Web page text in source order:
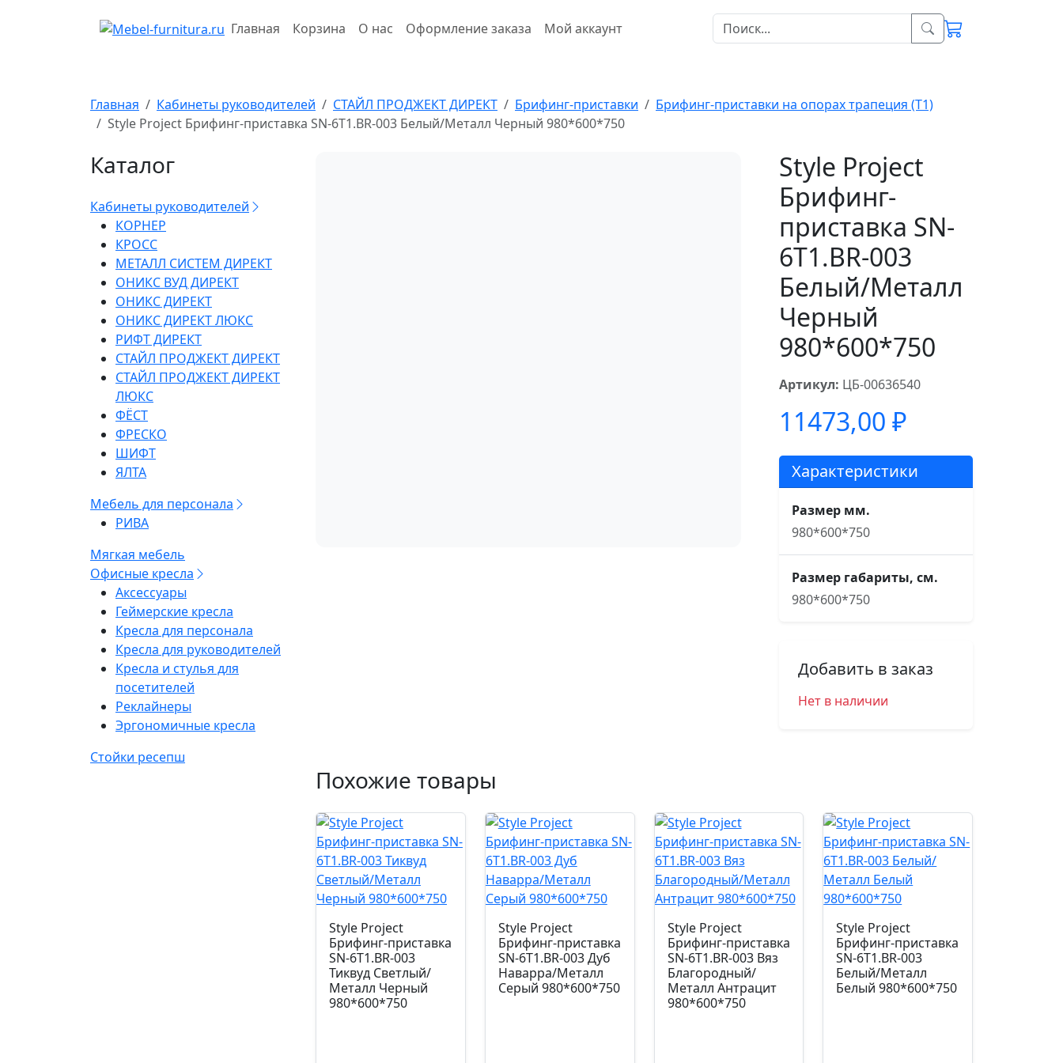
Главная Корзина О нас Оформление заказа Мой аккаунт
Главная Кабинеты руководителей СТАЙЛ ПРОДЖЕКТ ДИРЕКТ Брифинг-приставки
Брифинг-приставки на опорах трапеция (T1)
Style Project Брифинг-приставка SN-6T1.BR-003 Белый/Металл Черный 980*600*750
Каталог
Кабинеты руководителей
КОРНЕР
КРОСС
МЕТАЛЛ СИСТЕМ ДИРЕКТ
ОНИКС ВУД ДИРЕКТ
ОНИКС ДИРЕКТ
ОНИКС ДИРЕКТ ЛЮКС
РИФТ ДИРЕКТ
СТАЙЛ ПРОДЖЕКТ ДИРЕКТ
СТАЙЛ ПРОДЖЕКТ ДИРЕКТ
ЛЮКС
ФЁСТ
ФРЕСКО
ШИФТ
ЯЛТА
Мебель для персонала
РИВА
Мягкая мебель
Офисные кресла
Аксессуары
Геймерские кресла
Кресла для персонала
Кресла для руководителей
Кресла и стулья для
посетителей
Реклайнеры
Эргономичные кресла
Стойки ресепш
Style Project
Брифинг-
приставка SN-
6T1.BR-003
Белый/Металл
Черный
980*600*750
Артикул: ЦБ-00636540
11473,00 ₽
Характеристики
Размер мм.
980*600*750
Размер габариты, см.
980*600*750
Добавить в заказ
Нет в наличии
Похожие товары
Style Project
Брифинг-приставка
SN-6T1.BR-003
Тиквуд Светлый/
Металл Черный
980*600*750
Style Project
Брифинг-приставка
SN-6T1.BR-003 Дуб
Наварра/Металл
Серый 980*600*750
Style Project
Брифинг-приставка
SN-6T1.BR-003 Вяз
Благородный/
Металл Антрацит
980*600*750
Style Project
Брифинг-приставка
SN-6T1.BR-003
Белый/Металл
Белый 980*600*750